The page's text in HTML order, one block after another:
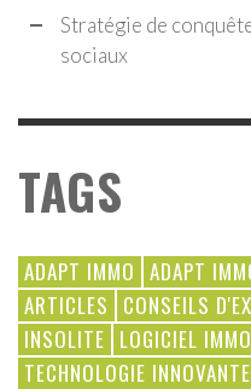
Stratégie de
sociaux
TAGS
ADAPT IMMO ADAPT
ARTICLES CONSEILS
INSOLITE LOGICIEL
TECHNOLOGIE INNOVANTE